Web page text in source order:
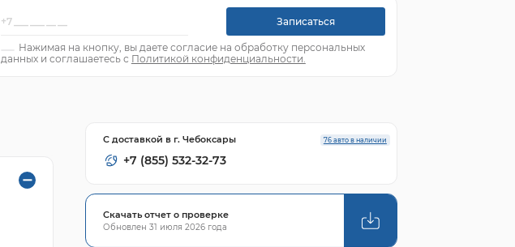
Записаться
Нажимая на кнопку, вы даете согласие на обработку персональных
данных и соглашаетесь с Политикой конфиденциальности.
76 авто в наличии
С доставкой в г. Чебоксары
+7 (855) 532-32-73
Скачать отчет о проверке
Обновлен 31 июля 2026 года